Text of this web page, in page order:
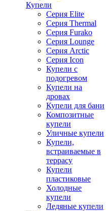
Купели
Серия Elite
Серия Thermal
Серия Furako
Серия Lounge
Серия Arctic
Серия Icon
Купели с
подогревом
Купели на
дровах
Купели для бани
Композитные
купели
Уличные купели
Купели,
встраиваемые в
террасу
Купели
пластиковые
Холодные
купели
Ледяные купели